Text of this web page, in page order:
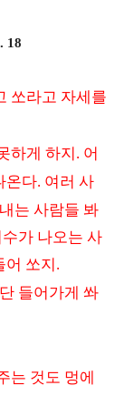
18
쏘라고 자세를
하게 하지. 어
온다. 여러 사
는 사람들 봐
가 나오는 사
어 쏘지.
들어가게 쏴
는 것도 멍에